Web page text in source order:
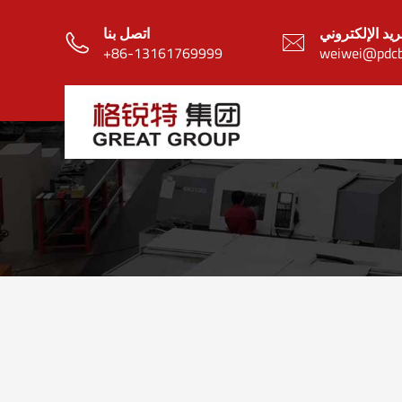

اتصل بنا
+86-13161769999

الإلكتروني